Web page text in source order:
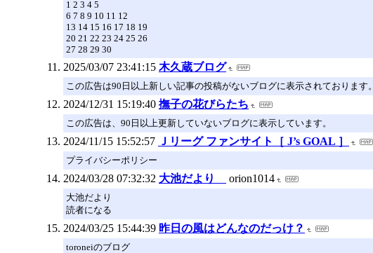
1 2 3 4 5
6 7 8 9 10 11 12
13 14 15 16 17 18 19
20 21 22 23 24 25 26
27 28 29 30
2025/03/07 23:41:15 木久蔵ブログ
この広告は90日以上新しい記事の投稿がないブログに表示されております。
2024/12/31 15:19:40 撫子の花びらたち
この広告は、90日以上更新していないブログに表示しています。
2024/11/15 15:52:57 Ｊリーグ ファンサイト［ J’s GOAL ］
プライバシーポリシー
2024/03/28 07:32:32 大池だより orion1014
大池だより
読者になる
2024/03/25 15:44:39 昨日の風はどんなのだっけ？
toroneiのブログ